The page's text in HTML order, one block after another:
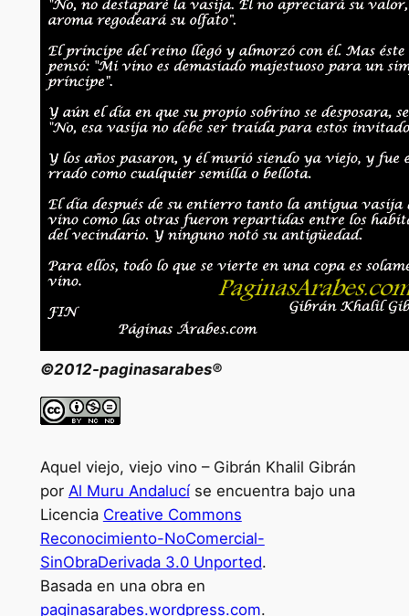
©2012-paginasarabes®
Aquel viejo, viejo vino – Gibrán Khalil Gibrán
por Al Muru Andalucíse encuentra bajo una
Licencia Creative Commons
Reconocimiento-NoComercial-
SinObraDerivada 3.0 Unported.
Basada en una obra en
paginasarabes.wordpress.com.